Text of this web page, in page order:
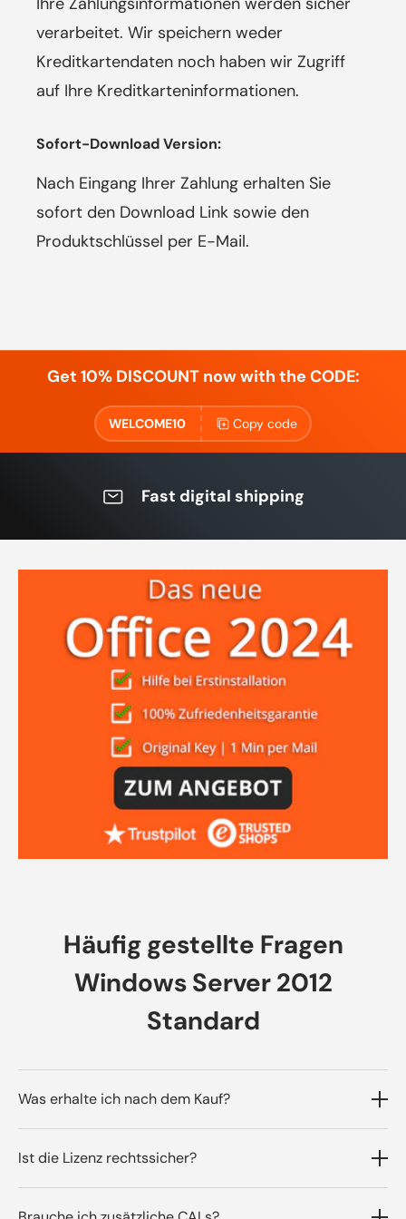
verarbeitet. Wir speichern weder
Kreditkartendaten noch haben wir Zugriff
auf Ihre Kreditkarteninformationen.
Sofort-Download Version:
Nach Eingang Ihrer Zahlung erhalten Sie
sofort den Download Link sowie den
Produktschlüssel per E-Mail.
Get 10% DISCOUNT now with the CODE:
WELCOME10 Copy code
Fast digital shipping
Häufig gestellte Fragen
Windows Server 2012
Standard
Was erhalte ich nach dem Kauf?
Du erhältst den Produktschlüssel, einen
geprüften Downloadlink und eine
Schritt‑für‑Schritt‑Anleitung – die Zustellung
Ist die Lizenz rechtssicher?
Ja. Wir liefern Original‑Software aus